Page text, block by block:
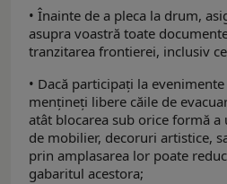
• Înainte de a pleca la drum,
asupra voastră toate
tranzitarea frontierei, inclusiv
• Dacă participați la
mențineți libere căile de
atât blocarea sub orice formă a
de mobilier, decoruri artistice,
prin amplasarea lor poate
gabaritul acestora;